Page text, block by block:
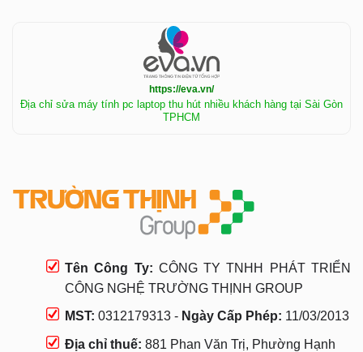
https://eva.vn/
Địa chỉ sửa máy tính pc laptop thu hút nhiều khách hàng tại Sài Gòn
TPHCM
Tên Công Ty: CÔNG TY TNHH PHÁT TRIỂN
CÔNG NGHỆ TRƯỜNG THỊNH GROUP
MST: 0312179313 - Ngày Cấp Phép: 11/03/2013
Địa chỉ thuế: 881 Phan Văn Trị, Phường Hạnh